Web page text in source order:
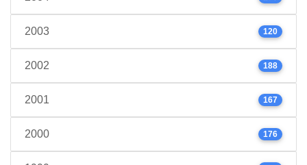
2003 120
2002 188
2001 167
2000 176